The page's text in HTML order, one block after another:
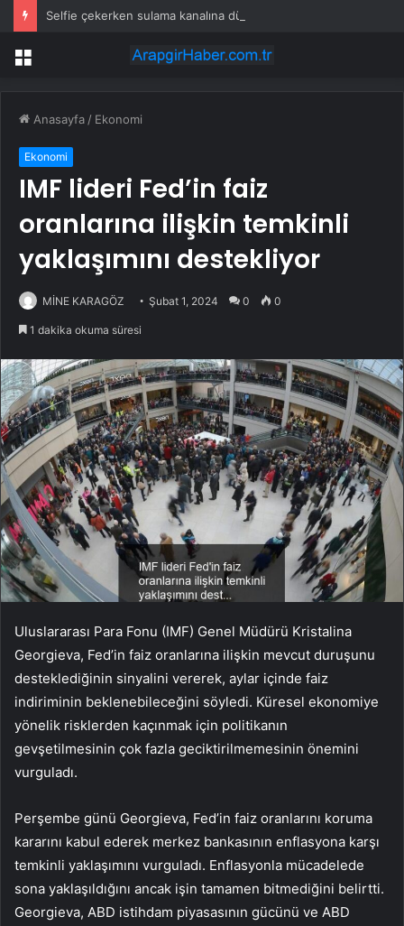
Selfie çekerken sulama kanalına düştü
Menü
Anasayfa / Ekonomi
Ekonomi
IMF lideri Fed’in faiz
oranlarına ilişkin temkinli
yaklaşımını destekliyor
MİNE KARAGÖZ Şubat 1, 2024 0 0
1 dakika okuma süresi
Uluslararası Para Fonu (IMF) Genel Müdürü Kristalina
Georgieva, Fed’in faiz oranlarına ilişkin mevcut duruşunu
desteklediğinin sinyalini vererek, aylar içinde faiz
indiriminin beklenebileceğini söyledi. Küresel ekonomiye
yönelik risklerden kaçınmak için politikanın
gevşetilmesinin çok fazla geciktirilmemesinin önemini
vurguladı.
Perşembe günü Georgieva, Fed’in faiz oranlarını koruma
kararını kabul ederek merkez bankasının enflasyona karşı
temkinli yaklaşımını vurguladı. Enflasyonla mücadelede
sona yaklaşıldığını ancak işin tamamen bitmediğini belirtti.
Georgieva, ABD istihdam piyasasının gücünü ve ABD